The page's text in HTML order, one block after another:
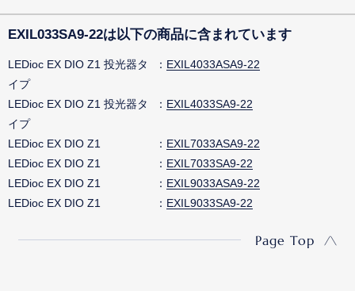
EXIL033SA9-22は以下の商品に含まれています
LEDioc EX DIO Z1 投光器タ
イプ
EXIL4033ASA9-22
LEDioc EX DIO Z1 投光器タ
イプ
EXIL4033SA9-22
LEDioc EX DIO Z1
EXIL7033ASA9-22
LEDioc EX DIO Z1
EXIL7033SA9-22
LEDioc EX DIO Z1
EXIL9033ASA9-22
LEDioc EX DIO Z1
EXIL9033SA9-22
Page Top